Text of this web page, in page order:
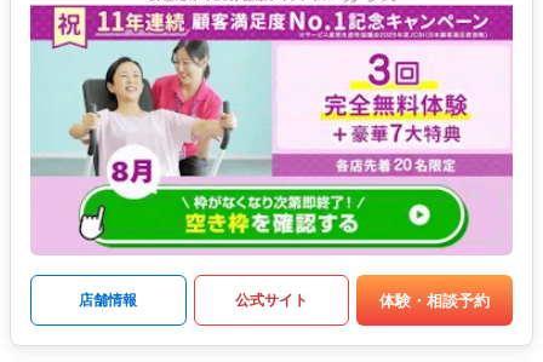
店舗情報 公式サイト 体験・相談予約